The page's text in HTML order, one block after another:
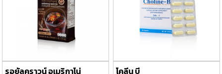
รอยัลคราวน์ อเมริกาโน่ โคลีน บี